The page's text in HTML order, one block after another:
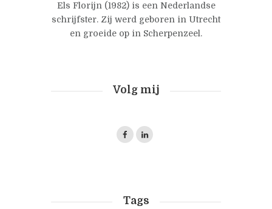
Els Florijn (1982) is een Nederlandse
schrijfster. Zij werd geboren in Utrecht
en groeide op in Scherpenzeel.
Volg mij
Tags